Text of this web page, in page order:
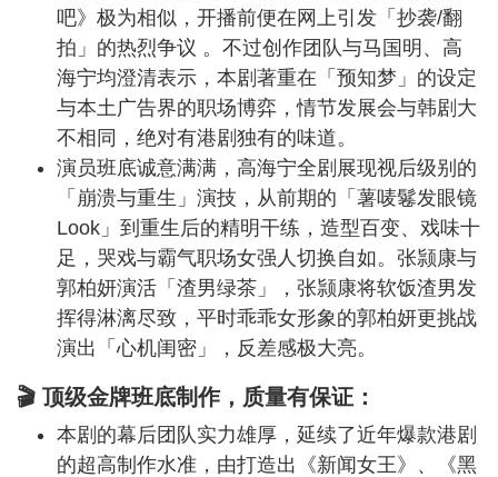
吧》极为相似，开播前便在网上引发「抄袭/翻
拍」的热烈争议 。不过创作团队与马国明、高
海宁均澄清表示，本剧著重在「预知梦」的设定
与本土广告界的职场博弈，情节发展会与韩剧大
不相同，绝对有港剧独有的味道。
演员班底诚意满满，高海宁全剧展现视后级别的
「崩溃与重生」演技，从前期的「薯唛鬈发眼镜
Look」到重生后的精明干练，造型百变、戏味十
足，哭戏与霸气职场女强人切换自如。张颕康与
郭柏妍演活「渣男绿茶」，张颕康将软饭渣男发
挥得淋漓尽致，平时乖乖女形象的郭柏妍更挑战
演出「心机闺密」，反差感极大亮。
🎬 顶级金牌班底制作，质量有保证：
本剧的幕后团队实力雄厚，延续了近年爆款港剧
的超高制作水准，由打造出《新闻女王》、《黑